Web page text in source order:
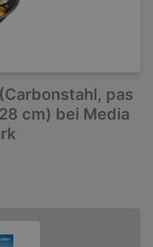
pas
cm) bei Media